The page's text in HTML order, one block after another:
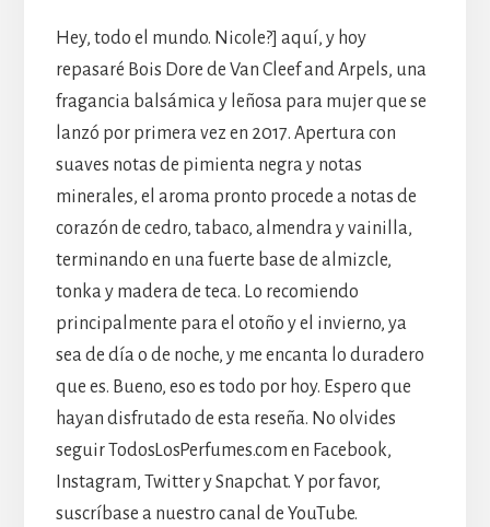
Hey, todo el mundo. Nicole?] aquí, y hoy
repasaré Bois Dore de Van Cleef and Arpels, una
fragancia balsámica y leñosa para mujer que se
lanzó por primera vez en 2017. Apertura con
suaves notas de pimienta negra y notas
minerales, el aroma pronto procede a notas de
corazón de cedro, tabaco, almendra y vainilla,
terminando en una fuerte base de almizcle,
tonka y madera de teca. Lo recomiendo
principalmente para el otoño y el invierno, ya
sea de día o de noche, y me encanta lo duradero
que es. Bueno, eso es todo por hoy. Espero que
hayan disfrutado de esta reseña. No olvides
seguir TodosLosPerfumes.com en Facebook,
Instagram, Twitter y Snapchat. Y por favor,
suscríbase a nuestro canal de YouTube.